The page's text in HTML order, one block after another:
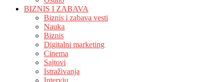
BIZNIS I ZABAVA
Biznis i zabava vesti
Nauka
Biznis
Digitalni marketing
Cinema
Sajtovi
Istraživanja
Intervju